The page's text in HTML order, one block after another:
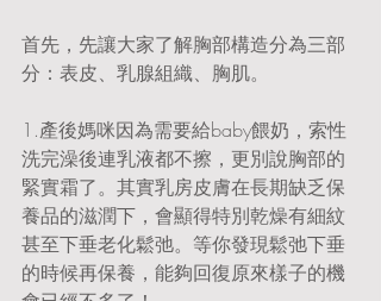
首先，先讓大家了解胸部構造分為三部
分：表皮、乳腺組織、胸肌。
1.產後媽咪因為需要給baby餵奶，索性
洗完澡後連乳液都不擦，更別說胸部的
緊實霜了。其實乳房皮膚在長期缺乏保
養品的滋潤下，會顯得特別乾燥有細紋
甚至下垂老化鬆弛。等你發現鬆弛下垂
的時候再保養，能夠回復原來樣子的機